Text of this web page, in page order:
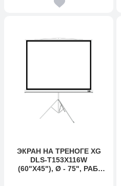
ЭКРАН НА ТРЕНОГЕ XG
DLS-T153X116W
(60"Х45"), Ø - 75", РАБ.